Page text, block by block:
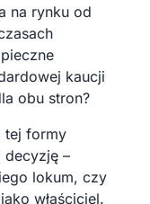
na rynku od
kaucji
obu stron?
tej formy
decyzję –
lokum, czy
właściciel.